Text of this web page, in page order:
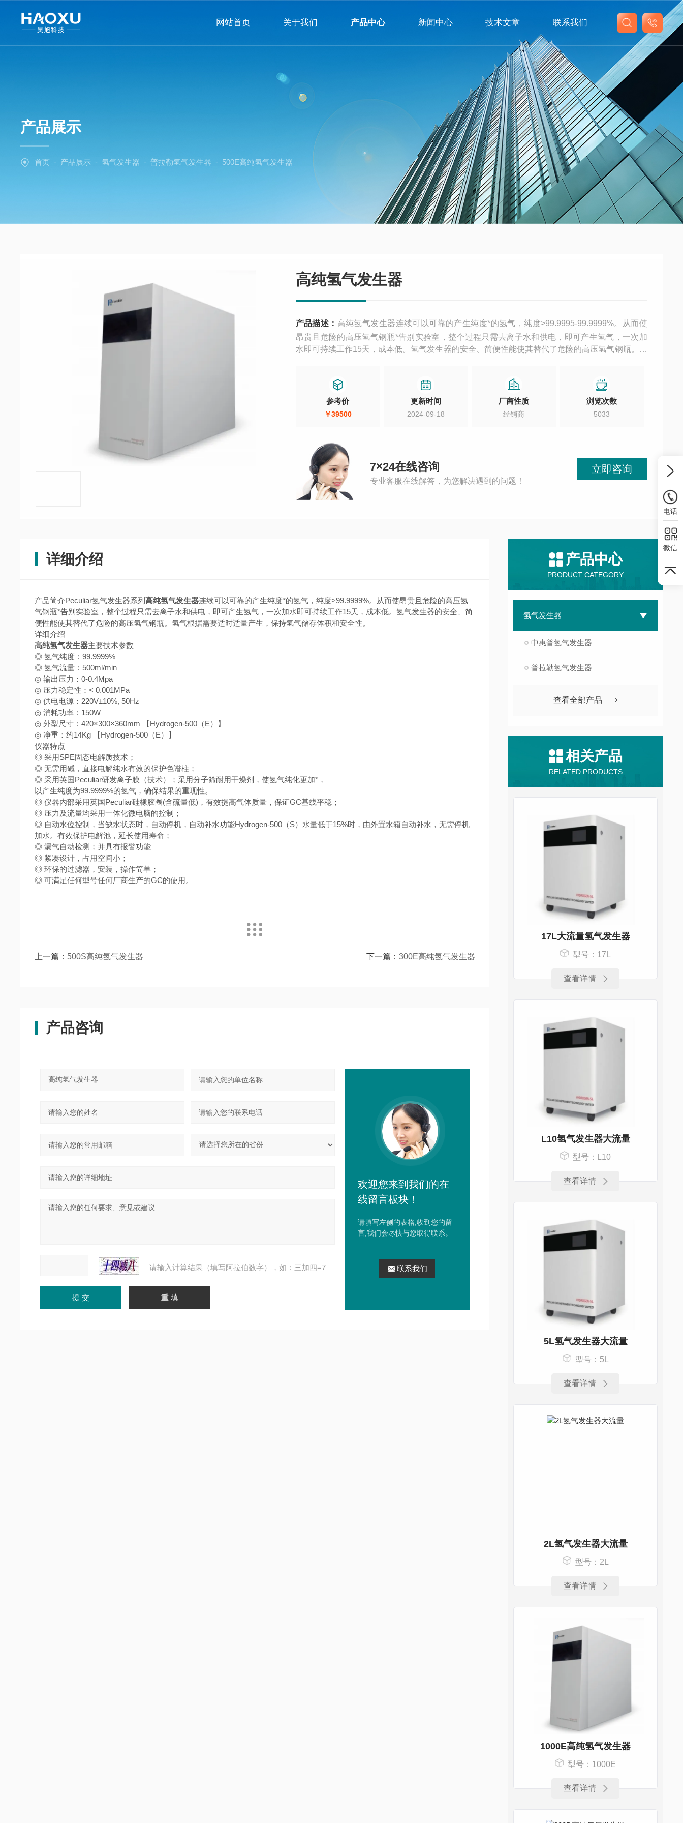
网站首页 关于我们 产品中心 新闻中心 技术文章 联系我们
联系我们
在线留言
产品展示
首页 - 产品展示 - 氢气发生器 - 普拉勒氢气发生器 - 500E高纯氢气发生器
高纯氢气发生器
产品描述： 高纯氢气发生器连续可以可靠的产生纯度*的氢气，纯度>99.9995-99.9999%。从而使
昂贵且危险的高压氢气钢瓶*告别实验室，整个过程只需去离子水和供电，即可产生氢气，一次加
水即可持续工作15天，成本低。氢气发生器的安全、简便性能使其替代了危险的高压氢气钢瓶。氢
参考价
￥39500
更新时间
2024-09-18
厂商性质
经销商
浏览次数
5033
7×24在线咨询
专业客服在线解答，为您解决遇到的问题！
立即咨询
产品中心
PRODUCT CATEGORY
氢气发生器
中惠普氢气发生器
普拉勒氢气发生器
查看全部产品
相关产品
RELATED PRODUCTS
17L大流量氢气发生器
型号：17L
查看详情
L10氢气发生器大流量
型号：L10
查看详情
5L氢气发生器大流量
型号：5L
查看详情
2L氢气发生器大流量
型号：2L
查看详情
1000E高纯氢气发生器
型号：1000E
查看详情
详细介绍
产品简介Peculiar氢气发生器系列 高纯氢气发生器连续可以可靠的产生纯度*的氢气，纯度>99.9999%。从而使昂贵且危险的高压氢
气钢瓶*告别实验室，整个过程只需去离子水和供电，即可产生氢气，一次加水即可持续工作15天，成本低。氢气发生器的安全、简
便性能使其替代了危险的高压氢气钢瓶。氢气根据需要适时适量产生，保持氢气储存体积和安全性。
详细介绍
高纯氢气发生器主要技术参数
◎ 氢气纯度：99.9999%
◎ 氢气流量：500ml/min
◎ 输出压力：0-0.4Mpa
◎ 压力稳定性：< 0.001MPa
◎ 供电电源：220V±10%, 50Hz
◎ 消耗功率：150W
◎ 外型尺寸：420×300×360mm 【Hydrogen-500（E）】
◎ 净重：约14Kg 【Hydrogen-500（E）】
仪器特点
◎ 采用SPE固态电解质技术；
◎ 无需用碱，直接电解纯水有效的保护色谱柱；
◎ 采用英国Peculiar研发离子膜（技术）；采用分子筛耐用干燥剂，使氢气纯化更加*，
以产生纯度为99.9999%的氢气，确保结果的重现性。
◎ 仪器内部采用英国Peculiar硅橡胶圈(含硫量低)，有效提高气体质量，保证GC基线平稳；
◎ 压力及流量均采用一体化微电脑的控制；
◎ 自动水位控制，当缺水状态时，自动停机，自动补水功能Hydrogen-500（S）水量低于15%时，由外置水箱自动补水，无需停机
加水。有效保护电解池，延长使用寿命；
◎ 漏气自动检测；并具有报警功能
◎ 紧凑设计，占用空间小；
◎ 环保的过滤器，安装，操作简单；
◎ 可满足任何型号任何厂商生产的GC的使用。
上一篇： 500S高纯氢气发生器 下一篇： 300E高纯氢气发生器
产品咨询
请输入计算结果（填写阿拉伯数字），如：三加四=7
欢迎您来到我们的在
线留言板块！
请填写左侧的表格,收到您的留
言,我们会尽快与您取得联系。
联系我们
电话
微信